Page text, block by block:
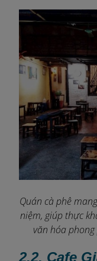
Quán cà phê
niệm, giúp thực
văn hóa
2.2. Cafe